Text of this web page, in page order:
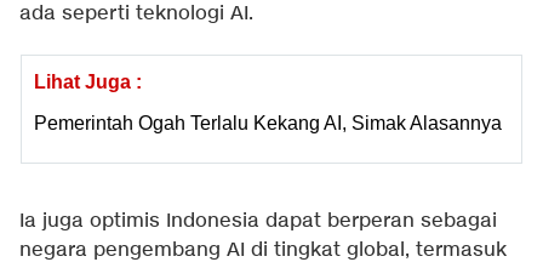
ada seperti teknologi AI.
Lihat Juga :
Pemerintah Ogah Terlalu Kekang AI, Simak Alasannya
Ia juga optimis Indonesia dapat berperan sebagai
negara pengembang AI di tingkat global, termasuk